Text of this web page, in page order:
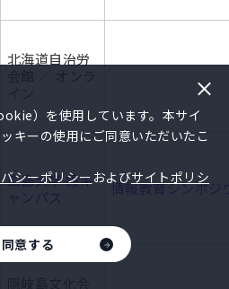
北海道自治労
広島大学 霞キ
ャンパス
情報教育シンポジ
）を使用しています。本サイ
キーの使用にご同意いただいたこ
シーポリシー およびサイトポリシ
同意する